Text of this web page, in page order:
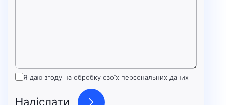
Я даю згоду на обробку своїх персональних даних